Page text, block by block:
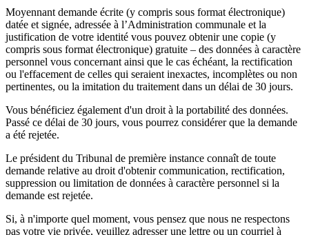
Moyennant demande écrite (y compris sous format électronique)
datée et signée, adressée à l’Administration communale et la
justification de votre identité vous pouvez obtenir une copie (y
compris sous format électronique) gratuite – des données à caractère
personnel vous concernant ainsi que le cas échéant, la rectification
ou l'effacement de celles qui seraient inexactes, incomplètes ou non
pertinentes, ou la imitation du traitement dans un délai de 30 jours.
Vous bénéficiez également d'un droit à la portabilité des données.
Passé ce délai de 30 jours, vous pourrez considérer que la demande
a été rejetée.
Le président du Tribunal de première instance connaît de toute
demande relative au droit d'obtenir communication, rectification,
suppression ou limitation de données à caractère personnel si la
demande est rejetée.
Si, à n'importe quel moment, vous pensez que nous ne respectons
pas votre vie privée, veuillez adresser une lettre ou un courriel à